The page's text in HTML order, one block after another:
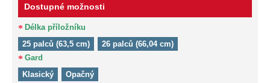
Dostupné možnosti
Délka příložníku
25 palců (63,5 cm)
26 palců (66,04 cm)
Gard
Klasický
Opačný